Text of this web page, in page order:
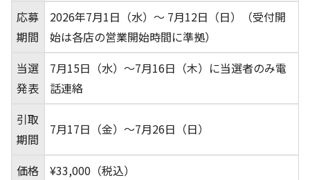
応募
期間
2026年7月1日（水）～ 7月12日（日）（受付開
始は各店の営業開始時間に準拠）
当選
発表
7月15日（水）～7月16日（木）に当選者のみ電
話連絡
引取
期間
7月17日（金）～7月26日（日）
価格 ¥33,000（税込）